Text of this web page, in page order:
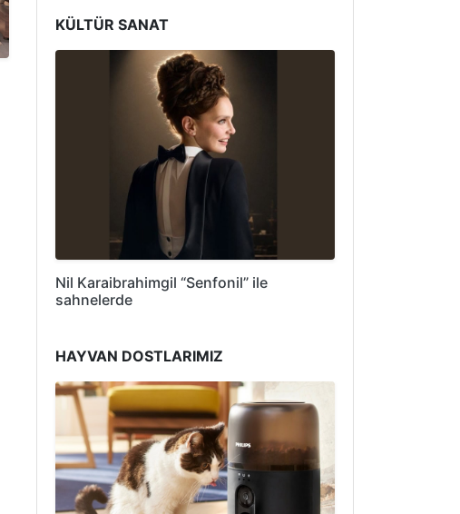
KÜLTÜR SANAT
Nil Karaibrahimgil “Senfonil” ile
sahnelerde
HAYVAN DOSTLARIMIZ